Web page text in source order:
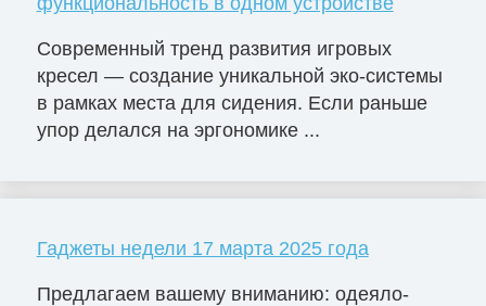
Современный тренд развития игровых
кресел — создание уникальной эко-системы
в рамках места для сидения. Если раньше
упор делался на эргономике ...
Гаджеты недели 17 марта 2025 года
Предлагаем вашему вниманию: одеяло-